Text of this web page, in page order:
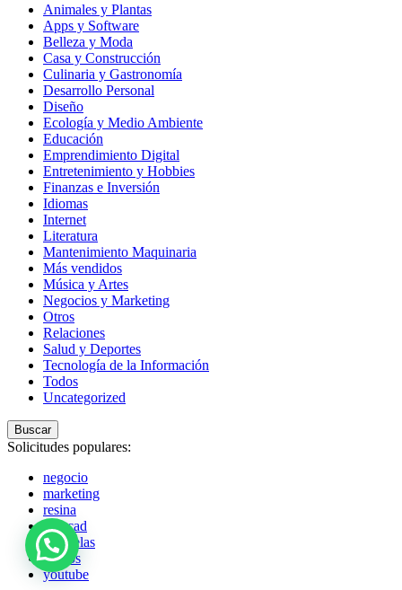
Animales y Plantas
Apps y Software
Belleza y Moda
Casa y Construcción
Culinaria y Gastronomía
Desarrollo Personal
Diseño
Ecología y Medio Ambiente
Educación
Emprendimiento Digital
Entretenimiento y Hobbies
Finanzas e Inversión
Idiomas
Internet
Literatura
Mantenimiento Maquinaria
Más vendidos
Música y Artes
Negocios y Marketing
Otros
Relaciones
Salud y Deportes
Tecnología de la Información
Todos
Uncategorized
Buscar
Solicitudes populares:
negocio
marketing
resina
autocad
acuarelas
globos
youtube